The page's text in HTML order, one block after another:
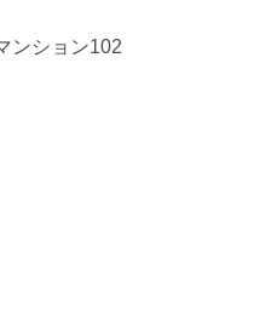
ンション102